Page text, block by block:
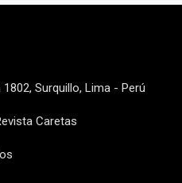
Surquillo, Lima - Perú
Caretas